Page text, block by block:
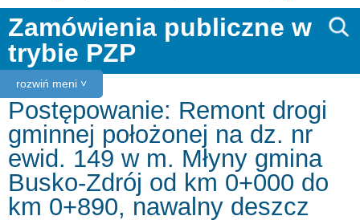
rozwiń meni ˅
Zamówienia publiczne w
trybie PZP
Postępowanie: Remont drogi
gminnej położonej na dz. nr
ewid. 149 w m. Młyny gmina
Busko-Zdrój od km 0+000 do
km 0+890, nawalny deszcz